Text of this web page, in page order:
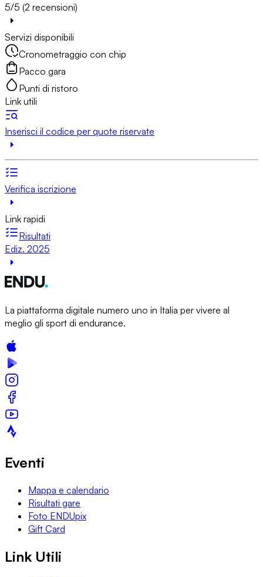
5/5 (2 recensioni)
Servizi disponibili
Cronometraggio con chip
Pacco gara
Punti di ristoro
Link utili
Inserisci il codice per quote riservate
Verifica iscrizione
Link rapidi
Risultati
Ediz. 2025
La piattaforma digitale numero uno in Italia per vivere al
meglio gli sport di endurance.
Eventi
Mappa e calendario
Risultati gare
Foto ENDUpix
Gift Card
Link Utili